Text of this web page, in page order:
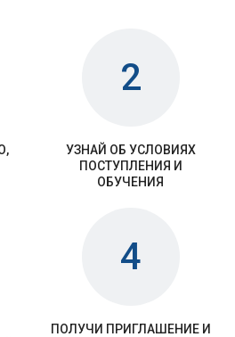
2
УЗНАЙ ОБ УСЛОВИЯХ
ПОСТУПЛЕНИЯ И
ОБУЧЕНИЯ
4
ПОЛУЧИ ПРИГЛАШЕНИЕ И